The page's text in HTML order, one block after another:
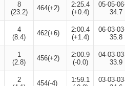
8
(23.2)
464(+2)
2:25.4
(+0.4)
05-05-
34.7
4
(8.4)
462(+6)
2:00.4
(+1.4)
06-03-
35.8
1
(2.8)
456(+2)
2:00.9
(-0.0)
04-03-
33.9
2
454(-4)
1:59.1
03-03-